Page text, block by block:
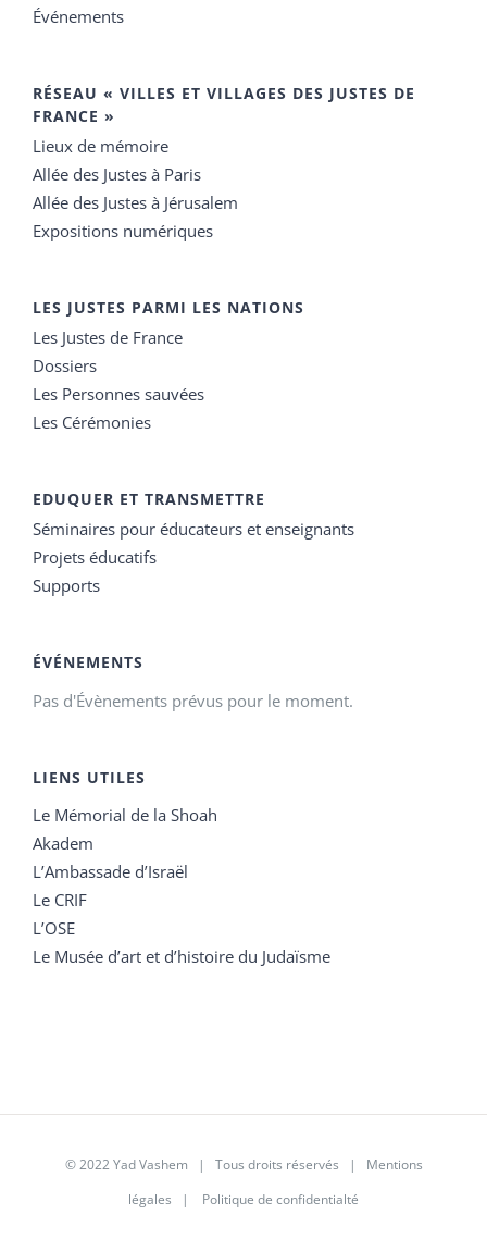
Événements
RÉSEAU « VILLES ET VILLAGES DES JUSTES DE
FRANCE »
Lieux de mémoire
Allée des Justes à Paris
Allée des Justes à Jérusalem
Expositions numériques
LES JUSTES PARMI LES NATIONS
Les Justes de France
Dossiers
Les Personnes sauvées
Les Cérémonies
EDUQUER ET TRANSMETTRE
Séminaires pour éducateurs et enseignants
Projets éducatifs
Supports
ÉVÉNEMENTS
Pas d'Évènements prévus pour le moment.
LIENS UTILES
Le Mémorial de la Shoah
Akadem
L’Ambassade d’Israël
Le CRIF
L’OSE
Le Musée d’art et d’histoire du Judaïsme
© 2022 Yad Vashem | Tous droits réservés | Mentions
légales | Politique de confidentialté